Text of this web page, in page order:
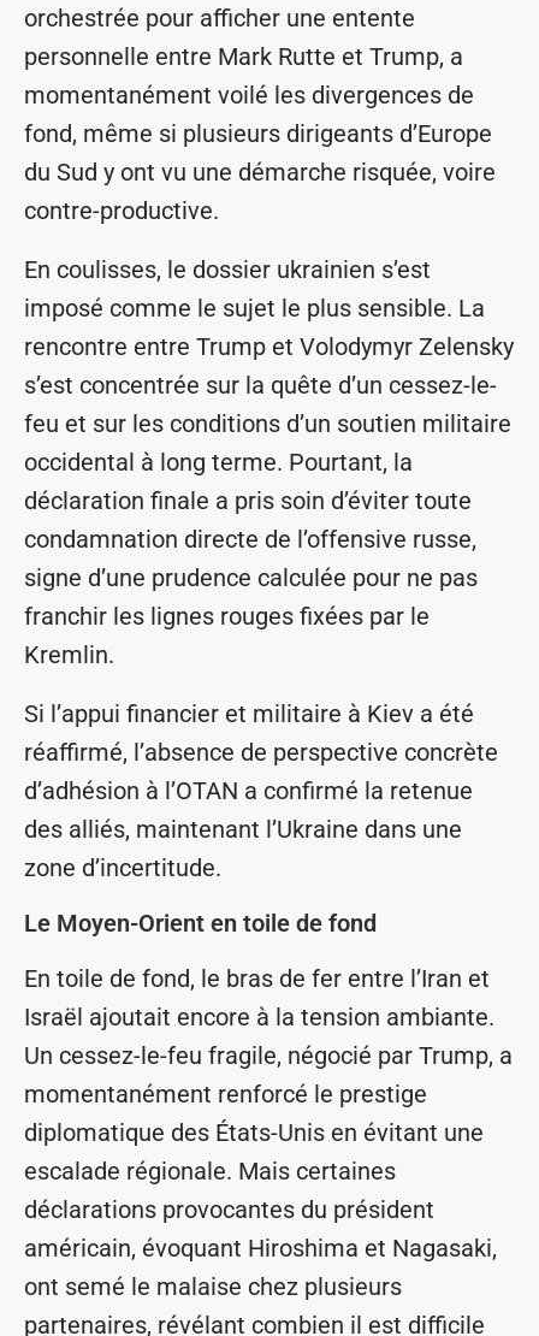
orchestrée pour afficher une entente
personnelle entre Mark Rutte et Trump, a
momentanément voilé les divergences de
fond, même si plusieurs dirigeants d’Europe
du Sud y ont vu une démarche risquée, voire
contre-productive.
En coulisses, le dossier ukrainien s’est
imposé comme le sujet le plus sensible. La
rencontre entre Trump et Volodymyr Zelensky
s’est concentrée sur la quête d’un cessez-le-
feu et sur les conditions d’un soutien militaire
occidental à long terme. Pourtant, la
déclaration finale a pris soin d’éviter toute
condamnation directe de l’offensive russe,
signe d’une prudence calculée pour ne pas
franchir les lignes rouges fixées par le
Kremlin.
Si l’appui financier et militaire à Kiev a été
réaffirmé, l’absence de perspective concrète
d’adhésion à l’OTAN a confirmé la retenue
des alliés, maintenant l’Ukraine dans une
zone d’incertitude.
Le Moyen-Orient en toile de fond
En toile de fond, le bras de fer entre l’Iran et
Israël ajoutait encore à la tension ambiante.
Un cessez-le-feu fragile, négocié par Trump, a
momentanément renforcé le prestige
diplomatique des États-Unis en évitant une
escalade régionale. Mais certaines
déclarations provocantes du président
américain, évoquant Hiroshima et Nagasaki,
ont semé le malaise chez plusieurs
partenaires, révélant combien il est difficile